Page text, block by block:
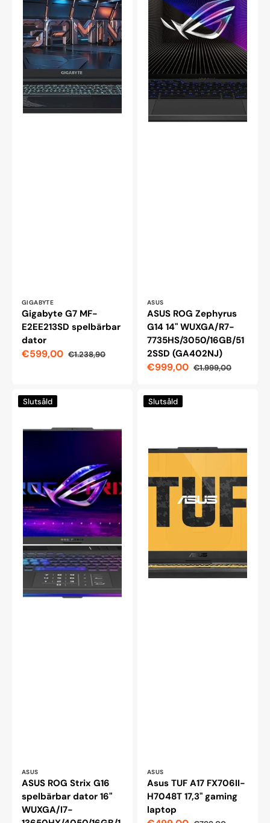
Leverantör:
GIGABYTE
Gigabyte G7 MF-
E2EE213SD spelbärbar
dator
Reapris
€599,00
Ordinarie
€1.238,90
(GA402NJ)
Leverantör:
ASUS
ASUS ROG Zephyrus
G14 14" WUXGA/R7-
7735HS/3050/16GB/51
2SSD (GA402NJ)
Reapris
€999,00
Ordinarie
€1.999,00
ASUS
ROG
G16
WUXGA/I7-
13650HX/4050/16GB/1024SSD
(G614JU)
Slutsåld
Leverantör:
ASUS
ASUS ROG Strix G16
spelbärbar dator 16"
WUXGA/I7-
Asus
TUF
17,3"
laptop
Slutsåld
Leverantör:
ASUS
Asus TUF A17 FX706II-
H7048T 17,3" gaming
laptop